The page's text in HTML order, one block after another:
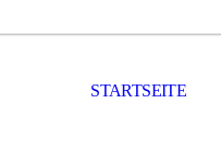
STARTSEITE